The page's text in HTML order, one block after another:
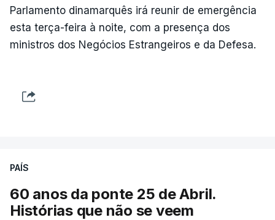
Parlamento dinamarquês irá reunir de emergência
esta terça-feira à noite, com a presença dos
ministros dos Negócios Estrangeiros e da Defesa.
PAÍS
60 anos da ponte 25 de Abril.
Histórias que não se veem